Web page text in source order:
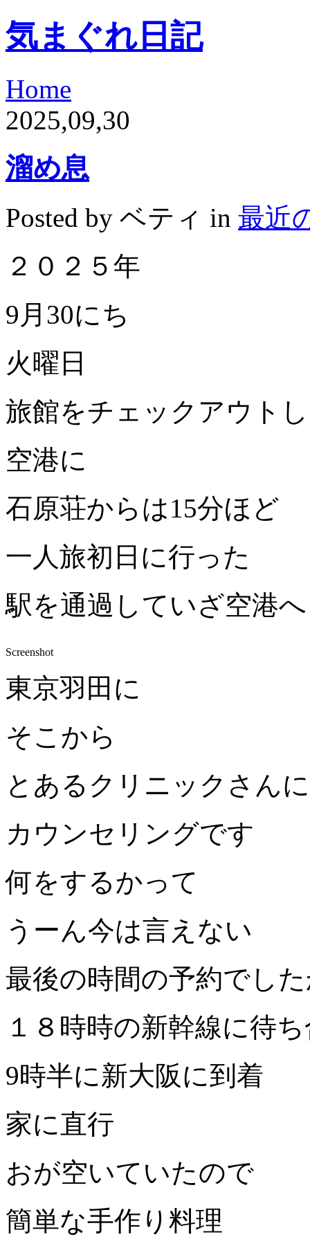
気まぐれ日記
Home
2025,09,30
溜め息
Posted by ベティ in 最近
２０２５年
9月30にち
火曜日
旅館をチェックアウト
空港に
石原荘からは15分ほど
一人旅初日に行った
駅を通過していざ空港へ
Screenshot
東京羽田に
そこから
とあるクリニックさんに
カウンセリングです
何をするかって
うーん今は言えない
最後の時間の予約でし
１８時時の新幹線に待
9時半に新大阪に到着
家に直行
おが空いていたので
簡単な手作り料理